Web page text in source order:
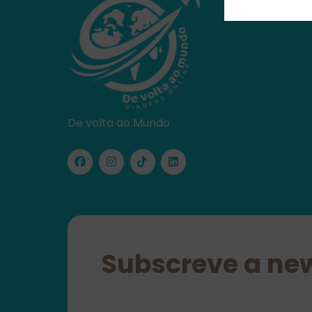
De volta ao Mundo
Subscreve a